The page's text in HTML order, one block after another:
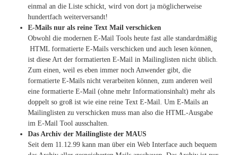
einmal an die Liste schickt, wird von dort ja möglicherweise
hundertfach weiterversandt!
E-Mails nur als reine Text Mail verschicken
Obwohl die modernen E-Mail Tools heute fast alle standardmäßig
HTML formatierte E-Mails verschicken und auch lesen können,
ist diese Art der formatierten E-Mail in Mailinglisten nicht üblich.
Zum einen, weil es eben immer noch Anwender gibt, die
formatierte E-Mails nicht verarbeiten können, zum anderen weil
eine formatierte E-Mail (ohne mehr Informationsinhalt) mehr als
doppelt so groß ist wie eine reine Text E-Mail. Um E-Mails an
Mailinglisten zu verschicken muss man also die HTML-Ausgabe
im E-Mail Tool ausschalten.
Das Archiv der Mailingliste der MAUS
Seit dem 11.12.99 kann man über ein Web Interface auch bequem